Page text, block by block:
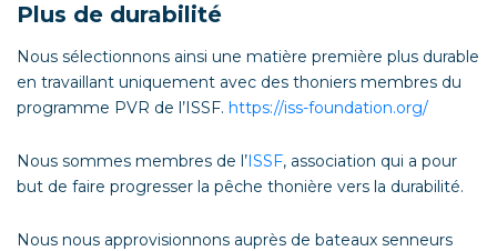
Plus de durabilité
Nous sélectionnons ainsi une matière première plus durable
en travaillant uniquement avec des thoniers membres du
programme PVR de l’ISSF. https://iss-foundation.org/
Nous sommes membres de l’ISSF, association qui a pour
but de faire progresser la pêche thonière vers la durabilité.
Nous nous approvisionnons auprès de bateaux senneurs